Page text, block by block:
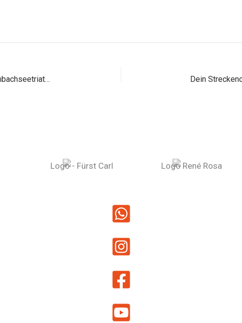
Letzte Chance auf den Frühbucherrabatt beim Brombachseetriathlon!